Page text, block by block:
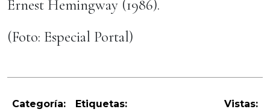
Ernest Hemingway (1986).
(Foto: Especial Portal)
Categoría:
Etiquetas: Vistas: